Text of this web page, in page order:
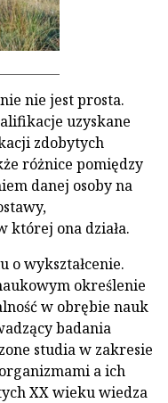
nie jest prosta.
uzyskane
zdobytych
różnice pomiędzy
danej osoby na
której ona działa.
o wykształcenie.
określenie
w obrębie nauk
badania
studia w zakresie
a ich
XX wieku wiedza